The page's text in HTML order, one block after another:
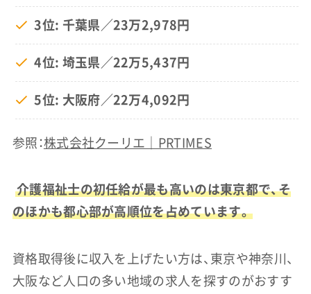
3位: 千葉県／23万2,978円
4位: 埼玉県／22万5,437円
5位: 大阪府／22万4,092円
参照：株式会社クーリエ｜PRTIMES
介護福祉士の初任給が最も高いのは東京都で、そ
のほかも都心部が高順位を占めています。
資格取得後に収入を上げたい方は、東京や神奈川、
大阪など人口の多い地域の求人を探すのがおすす